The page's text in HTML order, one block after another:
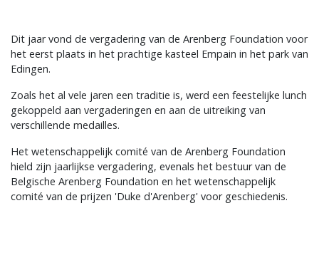
Dit jaar vond de vergadering van de Arenberg Foundation voor
het eerst plaats in het prachtige kasteel Empain in het park van
Edingen.
Zoals het al vele jaren een traditie is, werd een feestelijke lunch
gekoppeld aan vergaderingen en aan de uitreiking van
verschillende medailles.
Het wetenschappelijk comité van de Arenberg Foundation
hield zijn jaarlijkse vergadering, evenals het bestuur van de
Belgische Arenberg Foundation en het wetenschappelijk
comité van de prijzen 'Duke d'Arenberg' voor geschiedenis.